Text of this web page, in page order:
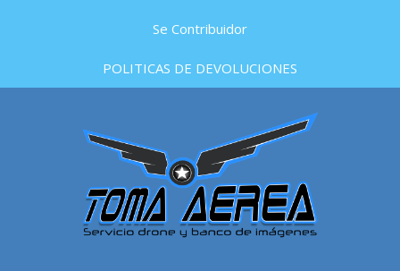
Se Contribuidor
POLITICAS DE DEVOLUCIONES